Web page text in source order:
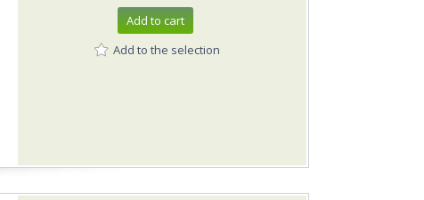
Add to cart
Add to the selection